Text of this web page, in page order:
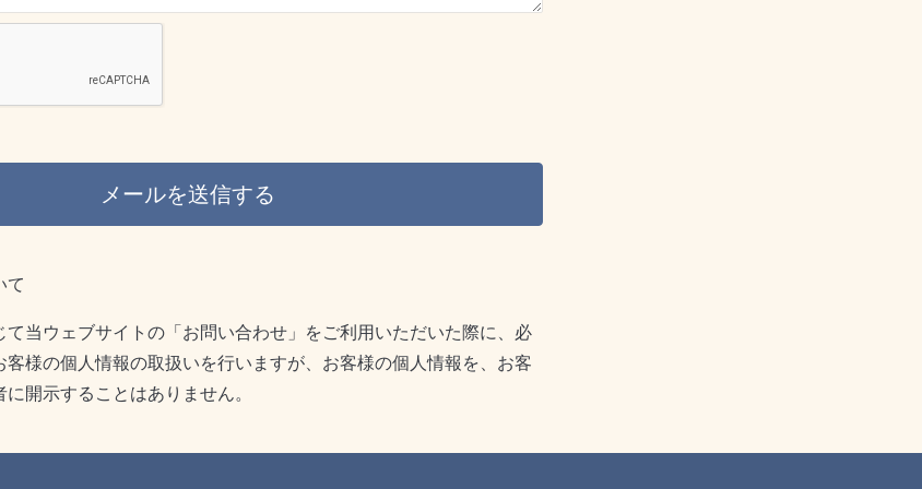
て
て当ウェブサイトの「お問い合わせ」をご利用いただいた際に、必
客様の個人情報の取扱いを行いますが、お客様の個人情報を、お客
開示することはありません。